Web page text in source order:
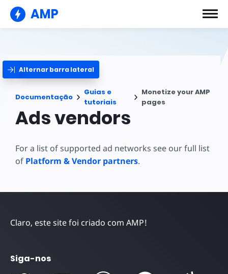
AMP
Alternar barra lateral
Documentação
Guias e
tutoriais
Monetize your AMP
pages
Ads vendors
For a list of supported ad networks see our full list
of Platform & Vendor partners.
Claro, este site foi criado com AMP!
Siga-nos